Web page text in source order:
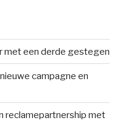
met een derde gestegen
campagne en
reclamepartnership met